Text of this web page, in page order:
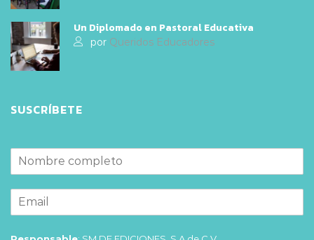
Un Diplomado en Pastoral Educativa
por Queridos Educadores
SUSCRÍBETE